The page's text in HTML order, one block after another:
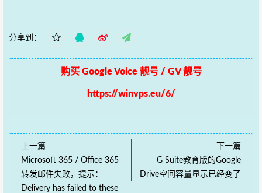
分享到：
购买 Google Voice 靓号 / GV 靓号
https://winvps.eu/6/
上一篇
Microsoft 365 / Office 365
转发邮件失败，提示：
Delivery has failed to these
下一篇
G Suite教育版的Google
Drive空间容量显示已经变了